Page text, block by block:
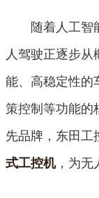
随着人工智
人驾驶正逐步
能、高稳定性的
策控制等功能的
先品牌，东田
式工控机，为无